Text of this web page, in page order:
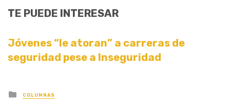
TE PUEDE INTERESAR
Jóvenes “le atoran” a carreras de
seguridad pese a Inseguridad
Posted
in
COLUMNAS